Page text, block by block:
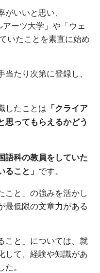
いいと思い、
ーツ大学」や「ウェ
いたことを素直に始め
たり次第に登録し、
したことは 「クライア
思ってもらえるかどう
語科の教員をしていた
ること」 です。
こと」の強みを活かし
最低限の文章力がある
こと」については、就
して、経験や知識があ
。